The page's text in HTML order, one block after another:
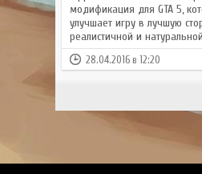
модификация для GTA 5,
улучшает игру в лучшую
реалистичной и
28.04.2016 в 12:20